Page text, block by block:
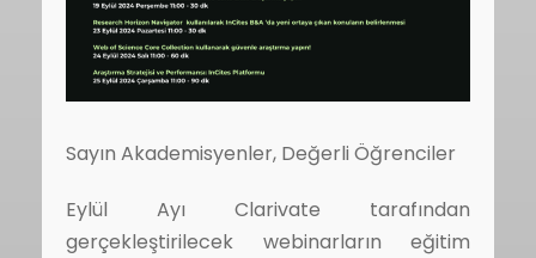
Sayın Akademisyenler, Değerli Öğrenciler
Eylül Ayı Clarivate tarafından
gerçekleştirilecek webinarların eğitim